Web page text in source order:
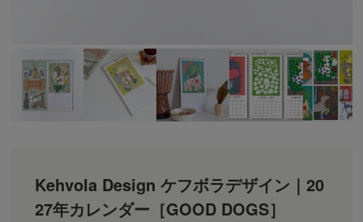
Kehvola Design ケフボラデザイン｜20
27年カレンダー［GOOD DOGS］